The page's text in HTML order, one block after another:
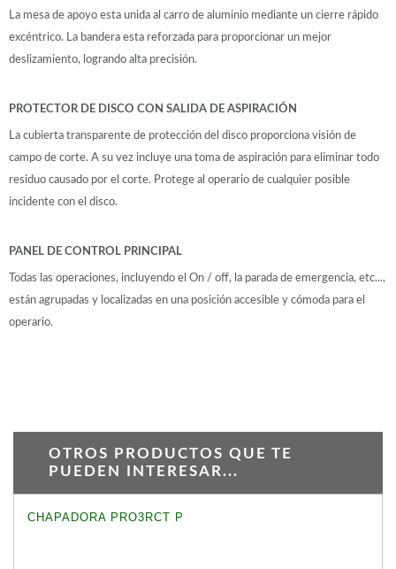
La mesa de apoyo esta unida al carro de aluminio mediante un cierre rápido
excéntrico. La bandera esta reforzada para proporcionar un mejor
deslizamiento, logrando alta precisión.
PROTECTOR DE DISCO CON SALIDA DE ASPIRACIÓN
La cubierta transparente de protección del disco proporciona visión de
campo de corte. A su vez incluye una toma de aspiración para eliminar todo
residuo causado por el corte. Protege al operario de cualquier posible
incidente con el disco.
PANEL DE CONTROL PRINCIPAL
Todas las operaciones, incluyendo el On / off, la parada de emergencia, etc...,
están agrupadas y localizadas en una posición accesible y cómoda para el
operario.
OTROS PRODUCTOS QUE TE
PUEDEN INTERESAR...
CHAPADORA PRO3RCT P